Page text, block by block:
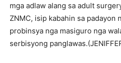
mga adlaw alang sa adult
ZNMC, isip kabahin sa padayon
probinsya nga masiguro nga
serbisyong